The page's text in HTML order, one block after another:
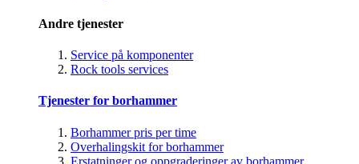
Andre tjenester
Service på komponenter
Rock tools services
Tjenester for borhammer
Borhammer pris per time
Overhalingskit for borhammer
Erstatninger og oppgraderinger av borhammer